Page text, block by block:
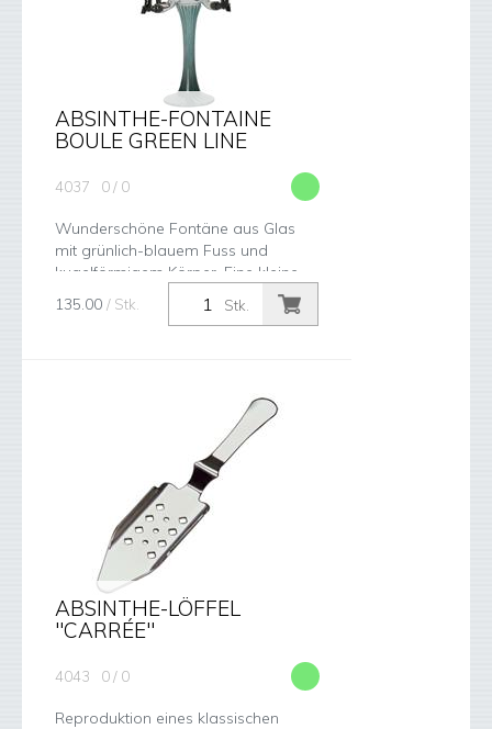
ABSINTHE-FONTAINE
BOULE GREEN LINE
4037 0 / 0
Wunderschöne Fontäne aus Glas
mit grünlich-blauem Fuss und
kugelförmigem Körper. Eine kleine
Fee krönt dieses Prachtstück auf
dem Deckel. Masse 4 Hähnchen aus
Stk.
135.00 / Stk.
ABSINTHE-LÖFFEL
"CARRÉE"
4043 0 / 0
Reproduktion eines klassischen